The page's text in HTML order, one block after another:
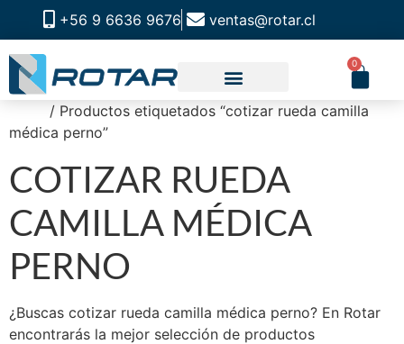
+56 9 6636 9676 ventas@rotar.cl
0
/ Productos etiquetados “cotizar rueda camilla
médica perno”
COTIZAR RUEDA
CAMILLA MÉDICA
PERNO
¿Buscas cotizar rueda camilla médica perno? En Rotar
encontrarás la mejor selección de productos